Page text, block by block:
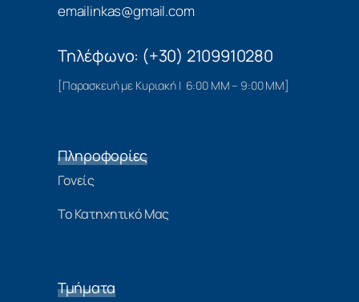
emailinkas@gmail.com
Τηλέφωνο: (+30) 2109910280
[Παρασκευή με Κυριακή | 6:00 ΜΜ – 9:00 ΜΜ]
Πληροφορίες
Γονείς
Το Κατηχητικό Μας
Τμήματα